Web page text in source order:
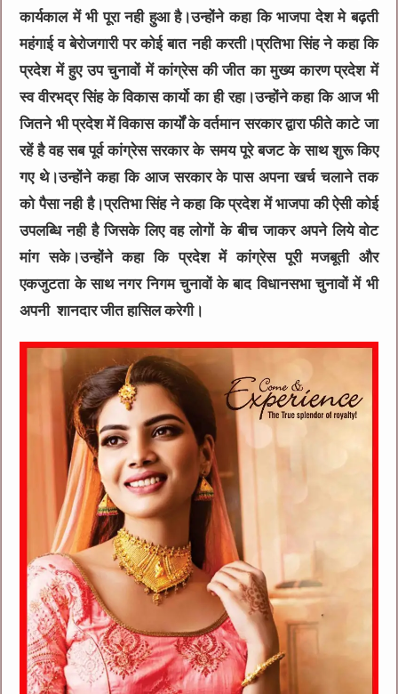
कार्यकाल में भी पूरा नही हुआ है।उन्होंने कहा कि भाजपा देश मे बढ़ती
महंगाई व बेरोजगारी पर कोई बात नही करती।प्रतिभा सिंह ने कहा कि
प्रदेश में हुए उप चुनावों में कांग्रेस की जीत का मुख्य कारण प्रदेश में
स्व वीरभद्र सिंह के विकास कार्यो का ही रहा।उन्होंने कहा कि आज भी
जितने भी प्रदेश में विकास कार्यों के वर्तमान सरकार द्वारा फीते काटे जा
रहें है वह सब पूर्व कांग्रेस सरकार के समय पूरे बजट के साथ शुरू किए
गए थे।उन्होंने कहा कि आज सरकार के पास अपना खर्च चलाने तक
को पैसा नही है।प्रतिभा सिंह ने कहा कि प्रदेश में भाजपा की ऐसी कोई
उपलब्धि नही है जिसके लिए वह लोगों के बीच जाकर अपने लिये वोट
मांग सके।उन्होंने कहा कि प्रदेश में कांग्रेस पूरी मजबूती और
एकजुटता के साथ नगर निगम चुनावों के बाद विधानसभा चुनावों में भी
अपनी शानदार जीत हासिल करेगी।